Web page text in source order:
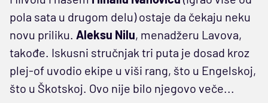
pola sata u drugom delu) ostaje da čekaju neku
novu priliku. Aleksu Nilu, menadžeru Lavova,
takođe. Iskusni stručnjak tri puta je dosad kroz
plej-of uvodio ekipe u viši rang, što u Engelskoj,
što u Škotskoj. Ovo nije bilo njegovo veče...